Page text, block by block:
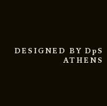
DESIGNED BY DpS
ATHENS